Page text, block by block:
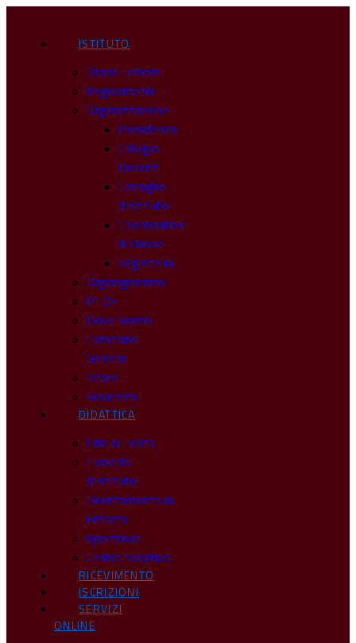
ISTITUTO
Orario Lezioni
Regolamenti
Organizzazione
Presidenza
Collegio
Docenti
Consiglio
d’Istituto
Coordinatori
di Classe
Segreteria
Organigramma
PTOF
Dove Siamo
Comitato
Genitori
Storia
Sicurezza
DIDATTICA
Libri di Testo
Curricolo
d’Istituto
Orientamento in
Entrata
Eportfolio
Centro Sportivo
RICEVIMENTO
ISCRIZIONI
SERVIZI
ONLINE